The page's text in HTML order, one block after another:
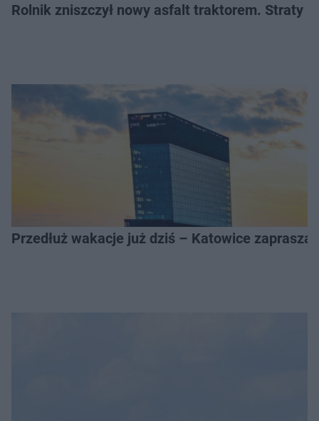
Rolnik zniszczył nowy asfalt traktorem. Straty
Przedłuż wakacje już dziś – Katowice